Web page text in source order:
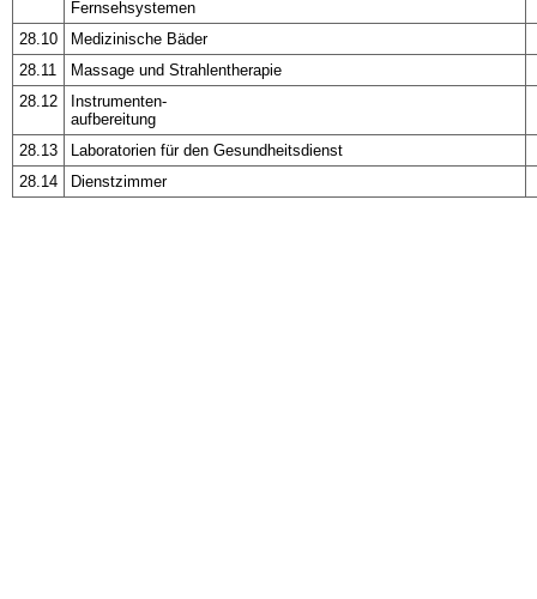
Fernsehsystemen
28.10
Medizinische Bäder
28.11
Massage und Strahlentherapie
28.12
Instrumenten-
aufbereitung
28.13
Laboratorien für den Gesundheitsdienst
28.14
Dienstzimmer